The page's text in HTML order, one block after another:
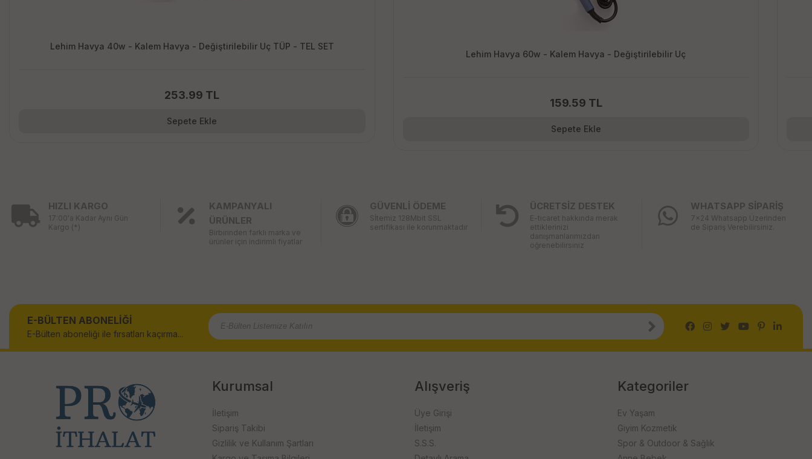
Lehim Havya 40w - Kalem Havya - Değiştirilebilir Uç TÜP - TEL SET
253.99 TL
Sepete Ekle
Lehim Havya 60w - Kalem Havya - Değiştirilebilir Uç
159.59 TL
Sepete Ekle
HIZLI KARGO
17:00'a Kadar Aynı Gün
Kargo (*)
KAMPANYALI
ÜRÜNLER
Birbirinden farklı marka ve
ürünler için indirimli fiyatlar
GÜVENLİ ÖDEME
Sİtemiz 128Mbit SSL
sertifikası ile korunmaktadır
ÜCRETSİZ DESTEK
E-ticaret hakkında merak
ettiklerinizi
danışmanlarımızdan
öğrenebilirsiniz
WHATSAPP SİPARİŞ
7x24 Whatsapp Üzerinden
de Sipariş Verebilirsiniz.
E-BÜLTEN ABONELİĞİ
E-Bülten aboneliği ile fırsatları kaçırma...
Kurumsal
İletişim
Sipariş Takibi
Gizlilik ve Kullanım Şartları
Alışveriş
Üye Girişi
İletişim
S.S.S.
Kategoriler
Ev Yaşam
Giyim Kozmetik
Spor & Outdoor & Sağlık